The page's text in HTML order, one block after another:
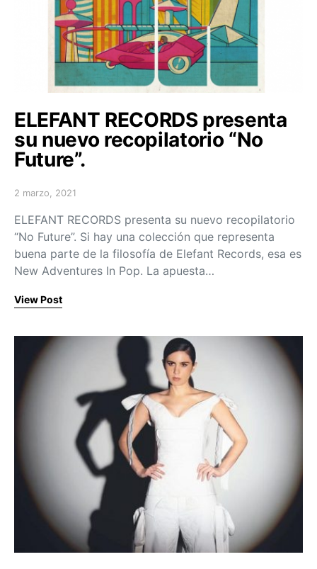
ELEFANT RECORDS presenta
su nuevo recopilatorio “No
Future”.
Posted on
2 marzo, 2021
ELEFANT RECORDS presenta su nuevo recopilatorio
“No Future”. Si hay una colección que representa
buena parte de la filosofía de Elefant Records, esa es
New Adventures In Pop. La apuesta…
View Post